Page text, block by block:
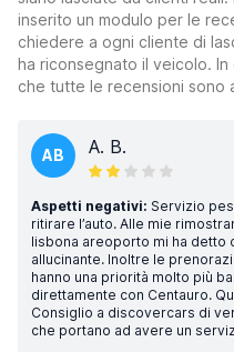
inserito un modulo per le
chiedere a ogni cliente di
ha riconsegnato il veicolo.
che tutte le recensioni sono
AB A. B.
Aspetti negativi: Servizio
ritirare l’auto. Alle mie
lisbona areoporto mi ha detto
allucinante. Inoltre le
hanno una priorità molto più
direttamente con Centauro.
Consiglio a discovercars di
che portano ad avere un